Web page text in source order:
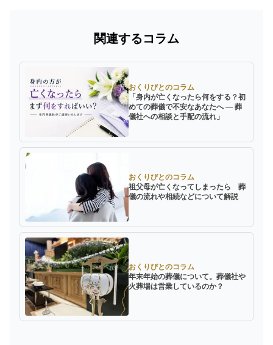
関連するコラム
おくりびとのコラム
「身内が亡くなったら何をする？初
めての葬儀で不安なあなたへ ― 葬
儀社への相談と手配の流れ」
おくりびとのコラム
祖父母が亡くなってしまったら 葬
儀の流れや相続などについて解説
おくりびとのコラム
年末年始の葬儀について。葬儀社や
火葬場は営業しているのか？